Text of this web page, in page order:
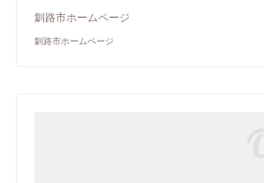
釧路市ホームページ
釧路市ホームページ